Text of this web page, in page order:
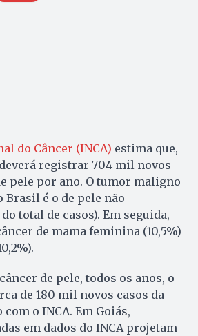
do Câncer (INCA) estima que,
registrar 704 mil novos
pele por ano. O tumor maligno
é o de pele não
total de casos). Em seguida,
de mama feminina (10,5%)
de pele, todos os anos, o
de 180 mil novos casos da
o INCA. Em Goiás,
em dados do INCA projetam